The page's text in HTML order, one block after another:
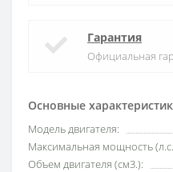
Основные
Модель двигателя:
Максимальная мощность
Объем двигателя (см3.):
Гарантия
Официальная